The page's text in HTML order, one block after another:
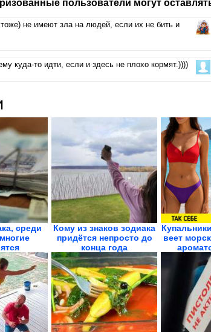
пользователи могут
не имеют зла на людей, если их не бить и
куда-то идти, если и здесь не плохо кормят.))))
среди
Кому из знаков зодиака
придётся непросто до
конца года
веет